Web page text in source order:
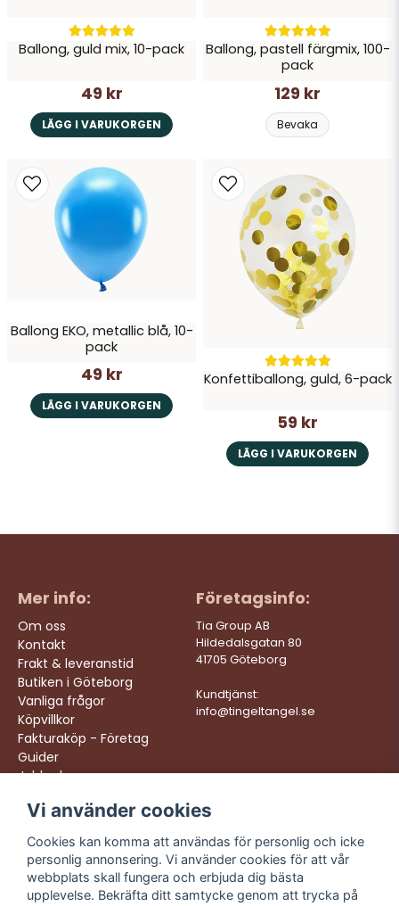
Ballong, guld mix, 10-pack
49 kr
LÄGG I VARUKORGEN
Ballong, pastell färgmix, 100-
pack
129 kr
Bevaka
Ballong EKO, metallic blå, 10-
pack
49 kr
LÄGG I VARUKORGEN
Konfettiballong, guld, 6-pack
59 kr
LÄGG I VARUKORGEN
Mer info:
Om oss
Kontakt
Frakt & leveranstid
Butiken i Göteborg
Vanliga frågor
Köpvillkor
Fakturaköp - Företag
Guider
Jobba hos oss
Företagsinfo:
Tia Group AB
Hildedalsgatan 80
41705 Göteborg
Kundtjänst:
info@tingeltangel.se
Följ oss:
Instagram
Facebook
TikTok
Vi levererar:
Snabba leveranser
Trygga köp
Fri frakt över 499:-
Trevlig kundtjänst
Vi använder cookies
Cookies kan komma att användas för personlig och icke
personlig annonsering. Vi använder cookies för att vår
webbplats skall fungera och erbjuda dig bästa
upplevelse. Bekräfta ditt samtycke genom att trycka på